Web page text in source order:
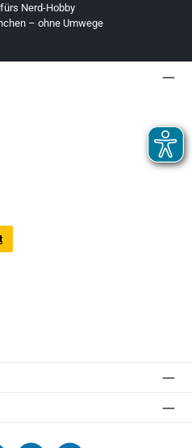
Nerd-Hobby
– ohne Umwege